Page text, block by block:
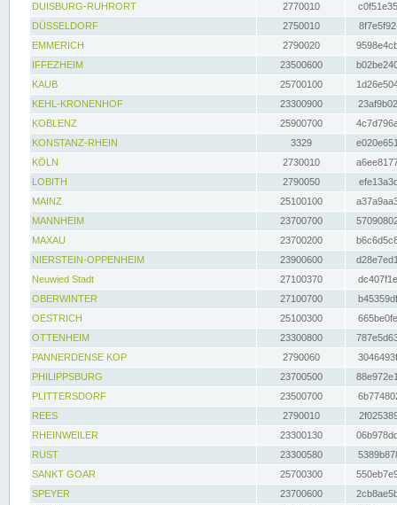
DUISBURG-RUHRORT
2770010
DÜSSELDORF
2750010
EMMERICH
2790020
IFFEZHEIM
23500600
KAUB
25700100
KEHL-KRONENHOF
23300900
KOBLENZ
25900700
KONSTANZ-RHEIN
3329
KÖLN
2730010
LOBITH
2790050
MAINZ
25100100
MANNHEIM
23700700
MAXAU
23700200
NIERSTEIN-OPPENHEIM
23900600
Neuwied Stadt
27100370
OBERWINTER
27100700
OESTRICH
25100300
OTTENHEIM
23300800
PANNERDENSE KOP
2790060
PHILIPPSBURG
23700500
PLITTERSDORF
23500700
REES
2790010
RHEINWEILER
23300130
RUST
23300580
SANKT GOAR
25700300
SPEYER
23700600